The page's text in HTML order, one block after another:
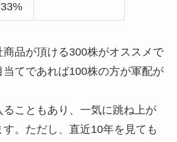
商品が頂ける300株がオススメで
当てであれば100株の方が軍配が
こともあり、一気に跳ね上が
。ただし、直近10年を見ても